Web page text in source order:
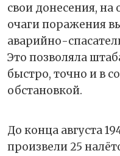
свои донесения,
очаги поражения
аварийно-
Это позволяла
быстро, точно и в
обстановкой.
До конца августа
произвели 25